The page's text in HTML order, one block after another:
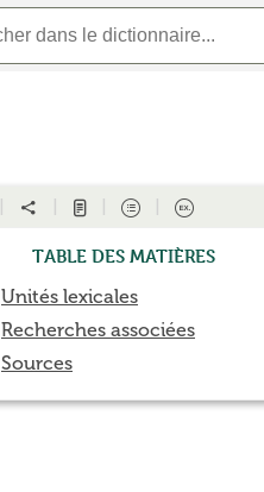
Table des matières
Unités lexicales
Recherches associées
Sources